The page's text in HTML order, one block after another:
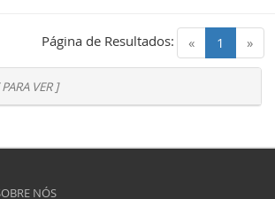
« 1 (current)
»
Página de Resultados:
VER ]
NÓS